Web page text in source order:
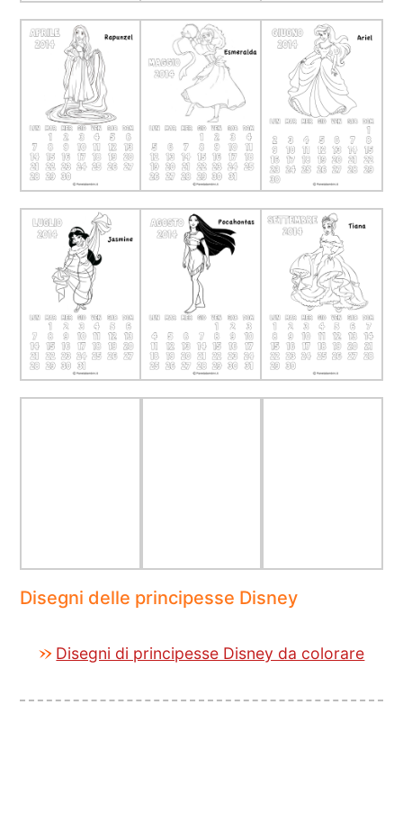
Disegni delle principesse Disney
Disegni di principesse Disney da colorare